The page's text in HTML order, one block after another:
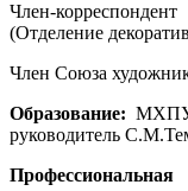
Член-
(Отделение
Член Союза
Образование: МХПУ
руководитель
Профессиональная